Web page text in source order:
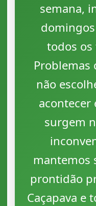
semana,
todos os
não
surgem
mantemos
prontidão
Caçapava e